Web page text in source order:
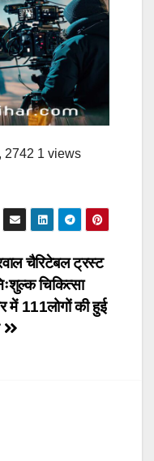
, 2742 1 views
चैरिटेबल ट्रस्ट
चिकित्सा
में 111लोगों की हुई